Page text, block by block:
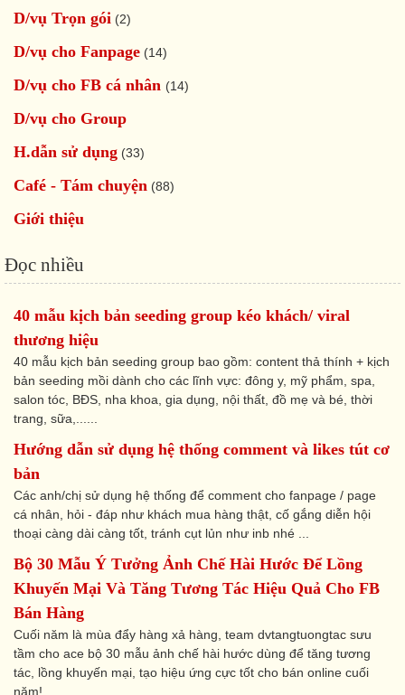
D/vụ Trọn gói (2)
D/vụ cho Fanpage (14)
D/vụ cho FB cá nhân (14)
D/vụ cho Group
H.dẫn sử dụng (33)
Café - Tám chuyện (88)
Giới thiệu
Đọc nhiều
40 mẫu kịch bản seeding group kéo khách/ viral
thương hiệu
40 mẫu kịch bản seeding group bao gồm: content thả thính + kịch
bản seeding mồi dành cho các lĩnh vực: đông y, mỹ phẩm, spa,
salon tóc, BĐS, nha khoa, gia dụng, nội thất, đồ mẹ và bé, thời
trang, sữa,......
Hướng dẫn sử dụng hệ thống comment và likes tút cơ
bản
Các anh/chị sử dụng hệ thống để comment cho fanpage / page
cá nhân, hỏi - đáp như khách mua hàng thật, cố gắng diễn hội
thoại càng dài càng tốt, tránh cụt lủn như inb nhé ...
Bộ 30 Mẫu Ý Tưởng Ảnh Chế Hài Hước Để Lồng
Khuyến Mại Và Tăng Tương Tác Hiệu Quả Cho FB
Bán Hàng
Cuối năm là mùa đẩy hàng xả hàng, team dvtangtuongtac sưu
tầm cho ace bộ 30 mẫu ảnh chế hài hước dùng để tăng tương
tác, lồng khuyến mại, tạo hiệu ứng cực tốt cho bán online cuối
năm!